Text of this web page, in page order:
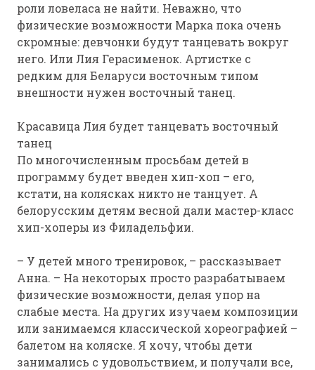
роли ловеласа не найти. Неважно, что
физические возможности Марка пока очень
скромные: девчонки будут танцевать вокруг
него. Или Лия Герасименок. Артистке с
редким для Беларуси восточным типом
внешности нужен восточный танец.
Красавица Лия будет танцевать восточный
танец
По многочисленным просьбам детей в
программу будет введен хип-хоп – его,
кстати, на колясках никто не танцует. А
белорусским детям весной дали мастер-класс
хип-хоперы из Филадельфии.
– У детей много тренировок, – рассказывает
Анна. – На некоторых просто разрабатываем
физические возможности, делая упор на
слабые места. На других изучаем композиции
или занимаемся классической хореографией –
балетом на коляске. Я хочу, чтобы дети
занимались с удовольствием, и получали все,